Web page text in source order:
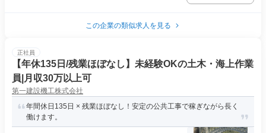
この企業の類似求人を見る
正社員
【年休135日/残業ほぼなし】未経験OKの土木・海上作業
員|月収30万以上可
第一建設機工株式会社
年間休日135日 × 残業ほぼなし！安定の公共工事で稼ぎながら長く
働けます。